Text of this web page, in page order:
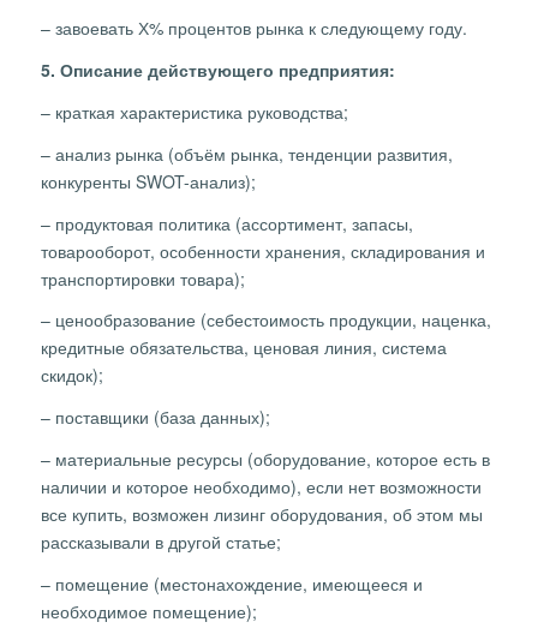
– завоевать Х% процентов рынка к следующему году.
5. Описание действующего предприятия:
– краткая характеристика руководства;
– анализ рынка (объём рынка, тенденции развития,
конкуренты SWOT-анализ);
– продуктовая политика (ассортимент, запасы,
товарооборот, особенности хранения, складирования и
транспортировки товара);
– ценообразование (себестоимость продукции, наценка,
кредитные обязательства, ценовая линия, система
скидок);
– поставщики (база данных);
– материальные ресурсы (оборудование, которое есть в
наличии и которое необходимо), если нет возможности
все купить, возможен лизинг оборудования, об этом мы
рассказывали в другой статье;
– помещение (местонахождение, имеющееся и
необходимое помещение);